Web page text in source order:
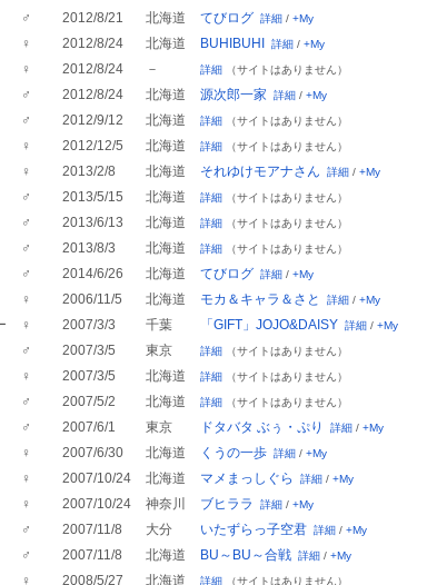
♂ 2012/8/21 北海道 てびログ 詳細 / +My
♀ 2012/8/24 北海道 BUHIBUHI 詳細 / +My
♀ 2012/8/24 － 詳細 （サイトはありません）
♂ 2012/8/24 北海道 源次郎一家 詳細 / +My
♂ 2012/9/12 北海道 詳細 （サイトはありません）
♀ 2012/12/5 北海道 詳細 （サイトはありません）
♀ 2013/2/8 北海道 それゆけモアナさん 詳細 / +My
♂ 2013/5/15 北海道 詳細 （サイトはありません）
♂ 2013/6/13 北海道 詳細 （サイトはありません）
♂ 2013/8/3 北海道 詳細 （サイトはありません）
♂ 2014/6/26 北海道 てびログ 詳細 / +My
♀ 2006/11/5 北海道 モカ＆キャラ＆さと 詳細 / +My
♀ 2007/3/3 千葉 「GIFT」JOJO&DAISY 詳細 / +My
♂ 2007/3/5 東京 詳細 （サイトはありません）
♀ 2007/3/5 北海道 詳細 （サイトはありません）
♂ 2007/5/2 北海道 詳細 （サイトはありません）
♂ 2007/6/1 東京 ドタバタ ぶぅ・ぷり 詳細 / +My
♀ 2007/6/30 北海道 くうの一歩 詳細 / +My
♀ 2007/10/24 北海道 マメまっしぐら 詳細 / +My
♀ 2007/10/24 神奈川 ブヒララ 詳細 / +My
♂ 2007/11/8 大分 いたずらっ子空君 詳細 / +My
♂ 2007/11/8 北海道 BU～BU～合戦 詳細 / +My
♀ 2008/5/27 北海道 詳細 （サイトはありません）